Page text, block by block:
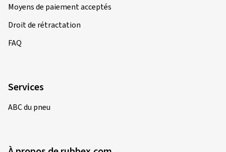
Moyens de paiement acceptés
Droit de rétractation
FAQ
Services
ABC du pneu